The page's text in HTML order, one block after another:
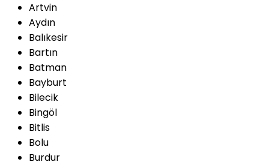
Artvin
Aydın
Balıkesir
Bartın
Batman
Bayburt
Bilecik
Bingöl
Bitlis
Bolu
Burdur